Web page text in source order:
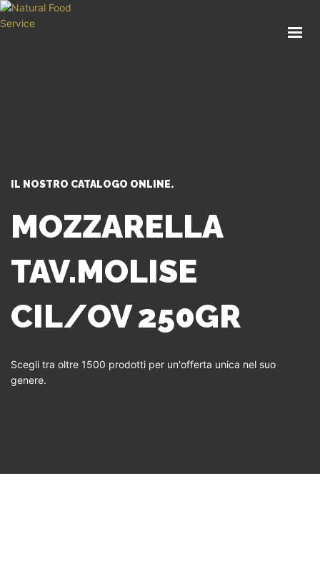
IL NOSTRO CATALOGO ONLINE.
MOZZARELLA
TAV.MOLISE
CIL/OV 250GR
Scegli tra oltre 1500 prodotti per un'offerta unica nel suo
genere.